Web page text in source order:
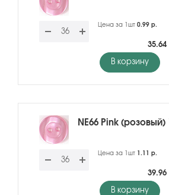
Цена за 1шт 0.99 р.
35.64
В корзину
NE66 Pink (розовый)
Цена за 1шт 1.11 р.
39.96
В корзину